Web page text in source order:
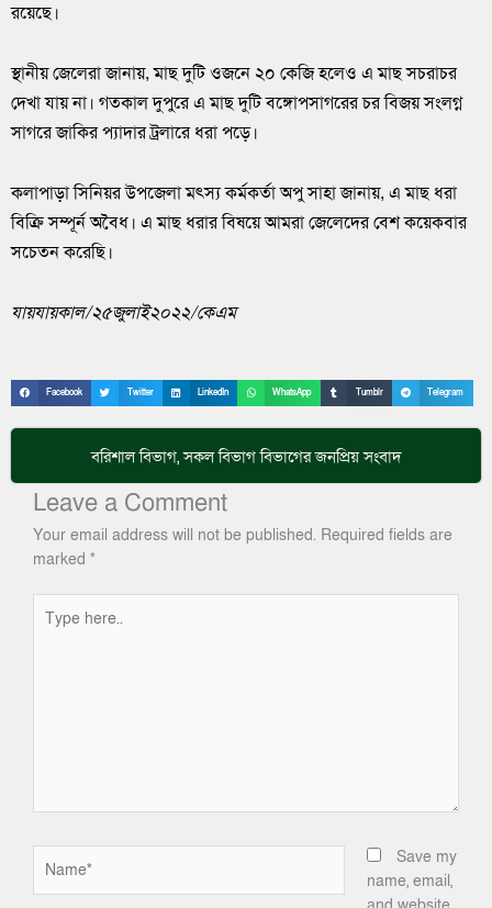
রয়েছে।
স্থানীয় জেলেরা জানায়, মাছ দুটি ওজনে ২০ কেজি হলেও এ মাছ সচরাচর
দেখা যায় না। গতকাল দুপুরে এ মাছ দুটি বঙ্গোপসাগরের চর বিজয় সংলগ্ন
সাগরে জাকির প্যাদার ট্রলারে ধরা পড়ে।
কলাপাড়া সিনিয়র উপজেলা মৎস্য কর্মকর্তা অপু সাহা জানায়, এ মাছ ধরা
বিক্রি সম্পূর্ন অবৈধ। এ মাছ ধরার বিষয়ে আমরা জেলেদের বেশ কয়েকবার
সচেতন করেছি।
যায়যায়কাল/২৫জুলাই২০২২/কেএম
Facebook Twitter LinkedIn WhatsApp Tumblr Telegram
বরিশাল বিভাগ,সকল বিভাগবিভাগের জনপ্রিয় সংবাদ
Leave a Comment
Your email address will not be published. Required fields are
marked *
here..
Save my
name, email,